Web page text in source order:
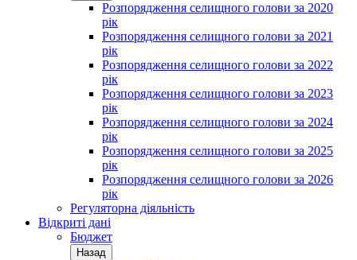
Розпорядження селищного голови за 2020
рік
Розпорядження селищного голови за 2021
рік
Розпорядження селищного голови за 2022
рік
Розпорядження селищного голови за 2023
рік
Розпорядження селищного голови за 2024
рік
Розпорядження селищного голови за 2025
рік
Розпорядження селищного голови за 2026
рік
Регуляторна діяльність
Відкриті дані
Бюджет
Назад